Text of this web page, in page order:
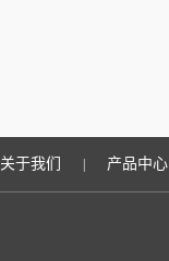
关于我们 产品中心